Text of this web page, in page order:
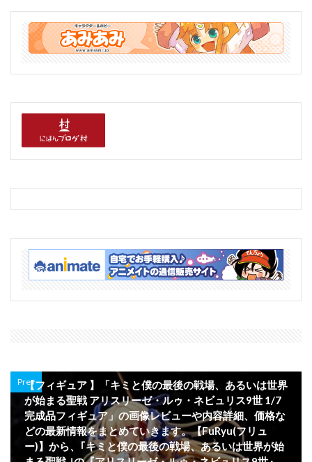
Prev
【フィギュア 】「キミと僕の最後の戦場、あるいは世界
が始まる聖戦 アリスリーゼ・ルゥ・ネビュリス9世 1/7
完成品フィギュア」の画像レビューや内容詳細、価格な
どの最新情報をまとめていきます。【FuRyu(フリュ
ー)】から、｢キミと僕の最後の戦場、あるいは世界が始